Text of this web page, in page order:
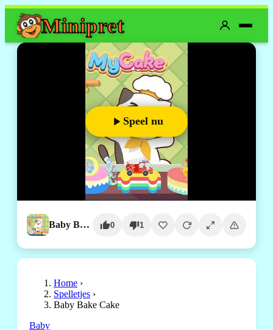
Minipret
Speel nu
Baby Bake Cake 0 1
Home ›
Spelletjes ›
Baby Bake Cake
Baby